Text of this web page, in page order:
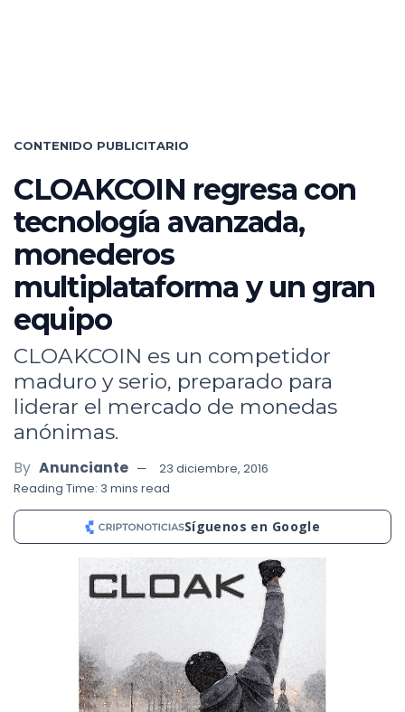
CONTENIDO PUBLICITARIO
CLOAKCOIN regresa con
tecnología avanzada,
monederos
multiplataforma y un gran
equipo
CLOAKCOIN es un competidor
maduro y serio, preparado para
liderar el mercado de monedas
anónimas.
By Anunciante
23 diciembre, 2016
Reading Time: 3 mins read
Síguenos en Google